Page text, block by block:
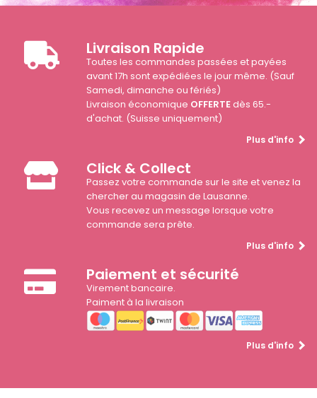
Livraison Rapide
Toutes les commandes passées et payées
avant 17h sont expédiées le jour même. (Sauf
Samedi, dimanche ou fériés)
Livraison économique OFFERTEdès 65.-
d'achat. (Suisse uniquement)
Plus d'info
Click & Collect
Passez votre commande sur le site et venez la
chercher au magasin de Lausanne.
Vous recevez un message lorsque votre
commande sera prête.
Plus d'info
Paiement et sécurité
Virement bancaire.
Paiment à la livraison
Plus d'info